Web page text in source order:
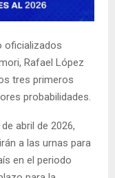
oficializados
Rafael López
tres primeros
probabilidades.
abril de 2026,
a las urnas para
en el periodo